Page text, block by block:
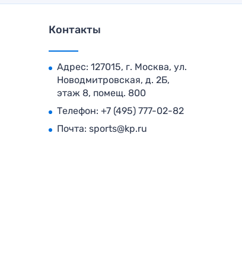
Контакты
Адрес: 127015, г. Москва, ул.
Новодмитровская, д. 2Б,
этаж 8, помещ. 800
Телефон: +7 (495) 777-02-82
Почта: sports@kp.ru